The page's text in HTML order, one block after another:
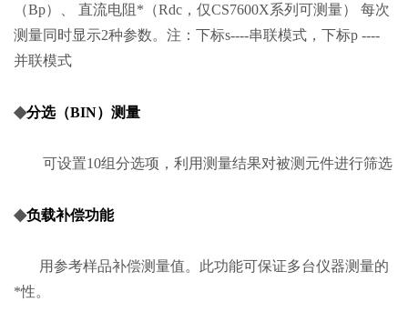
（Bp）、 直流电阻*（Rdc，仅CS7600X系列可测量） 每次
测量同时显示2种参数。注：下标s----串联模式，下标p ----
并联模式
◆分选（BIN）测量
可设置10组分选项，利用测量结果对被测元件进行筛选
◆负载补偿功能
用参考样品补偿测量值。此功能可保证多台仪器测量的
*性。